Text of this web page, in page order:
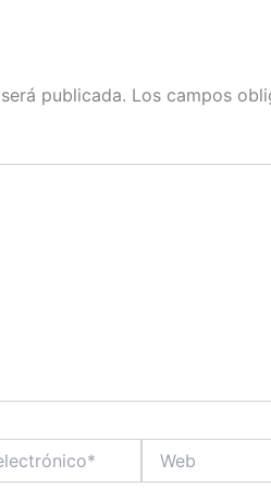
publicada. Los campos